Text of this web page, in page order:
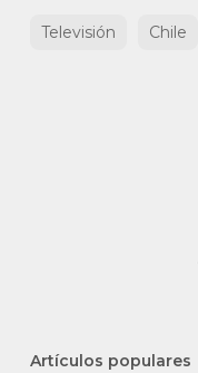
Televisión Chile
Artículos populares